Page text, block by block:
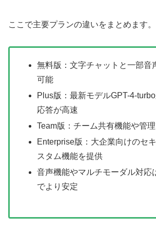
ここで主要プランの違いをまとめます。
無料版：文字チャットと一部音
可能
Plus版：最新モデルGPT-4-
応答が高速
Team版：チーム共有機能や管
Enterprise版：大企業向けのセ
スタム機能を提供
音声機能やマルチモーダル対応
でより安定